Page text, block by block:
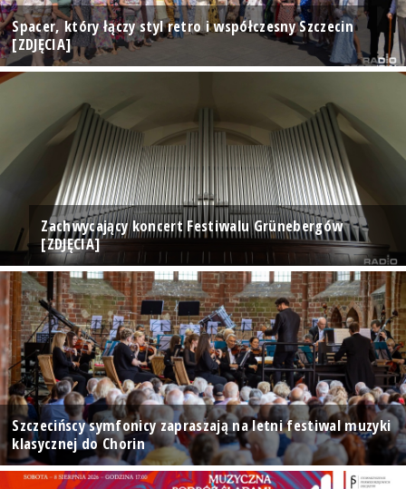
Spacer, który łączy styl retro i współczesny Szczecin
[ZDJĘCIA]
Zachwycający koncert Festiwalu Grünebergów
[ZDJĘCIA]
Szczecińscy symfonicy zapraszają na letni festiwal muzyki
klasycznej do Chorin